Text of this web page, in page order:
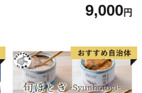
トロの切り落とし200g)×1パ
ック( まぐろ マグロ 鮪 大ト
9,000円